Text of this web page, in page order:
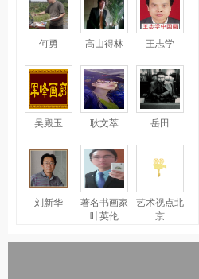
何勇 高山得林 王志学
吴殿玉 耿文萃 岳田
刘新华
著名书画家
叶英伦
艺术视点北
京